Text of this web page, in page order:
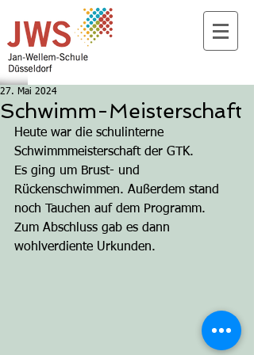
Schwimm-Meisterschaft
27. Mai 2024
Heute war die schulinterne
Schwimmmeisterschaft der GTK.
Es ging um Brust- und
Rückenschwimmen. Außerdem stand
noch Tauchen auf dem Programm.
Zum Abschluss gab es dann
wohlverdiente Urkunden.